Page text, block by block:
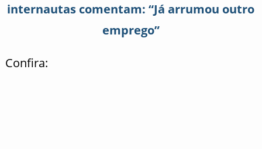
internautas comentam: “Já arrumou outro
emprego”
Confira: